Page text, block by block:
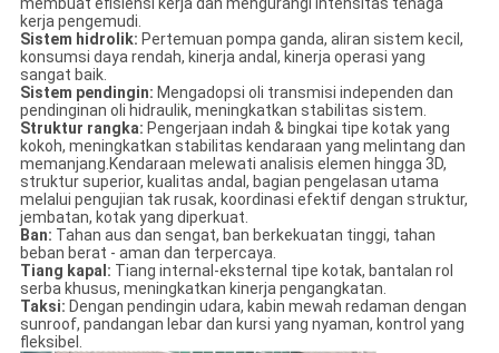
membuat efisiensi kerja dan mengurangi intensitas tenaga
kerja pengemudi.
Sistem hidrolik: Pertemuan pompa ganda, aliran sistem kecil,
konsumsi daya rendah, kinerja andal, kinerja operasi yang
sangat baik.
Sistem pendingin: Mengadopsi oli transmisi independen dan
pendinginan oli hidraulik, meningkatkan stabilitas sistem.
Struktur rangka: Pengerjaan indah & bingkai tipe kotak yang
kokoh, meningkatkan stabilitas kendaraan yang melintang dan
memanjang.Kendaraan melewati analisis elemen hingga 3D,
struktur superior, kualitas andal, bagian pengelasan utama
melalui pengujian tak rusak, koordinasi efektif dengan struktur,
jembatan, kotak yang diperkuat.
Ban: Tahan aus dan sengat, ban berkekuatan tinggi, tahan
beban berat - aman dan terpercaya.
Tiang kapal: Tiang internal-eksternal tipe kotak, bantalan rol
serba khusus, meningkatkan kinerja pengangkatan.
Taksi: Dengan pendingin udara, kabin mewah redaman dengan
sunroof, pandangan lebar dan kursi yang nyaman, kontrol yang
fleksibel.